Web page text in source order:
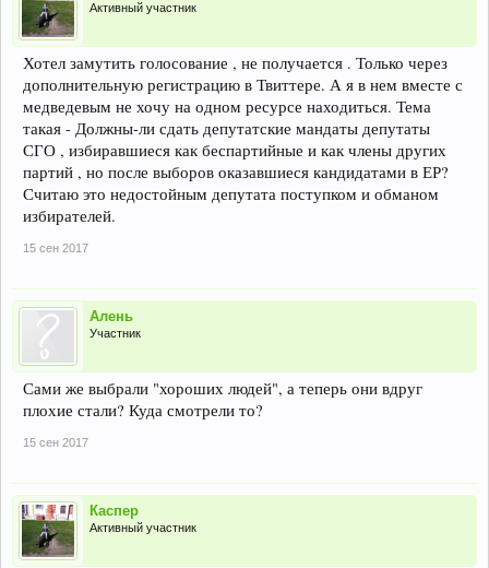
Активный участник
Хотел замутить голосование , не получается . Только через
дополнительную регистрацию в Твиттере. А я в нем вместе с
медведевым не хочу на одном ресурсе находиться. Тема
такая - Должны-ли сдать депутатские мандаты депутаты
СГО , избиравшиеся как беспартийные и как члены других
партий , но после выборов оказавшиеся кандидатами в ЕР?
Считаю это недостойным депутата поступком и обманом
избирателей.
15 сен 2017
Алень
Участник
Сами же выбрали "хороших людей", а теперь они вдруг
плохие стали? Куда смотрели то?
15 сен 2017
Каспер
Активный участник